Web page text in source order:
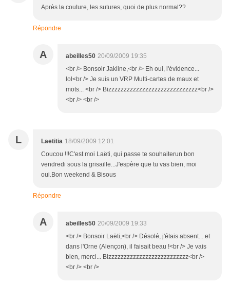
Après la couture, les sutures, quoi de plus normal??
Répondre
A abeilles50 20/09/2009 19:35
<br /> Bonsoir Jakline,<br /> Eh oui, l'évidence...
lol<br /> Je suis un VRP Multi-cartes de maux et
mots... <br /> Bizzzzzzzzzzzzzzzzzzzzzzzzzzzzz<br />
<br /> <br />
L Laetitia 18/09/2009 12:01
Coucou !!!C'est moi Laëti, qui passe te souhaiterun bon
vendredi sous la grisaille...J'espère que tu vas bien, moi
oui.Bon weekend & Bisous
Répondre
A abeilles50 20/09/2009 19:33
<br /> Bonsoir Laëti,<br /> Désolé, j'étais absent... et
dans l'Orne (Alençon), il faisait beau !<br /> Je vais
bien, merci... Bizzzzzzzzzzzzzzzzzzzzzzzzzz<br />
<br /> <br />